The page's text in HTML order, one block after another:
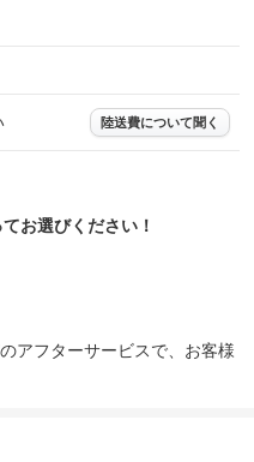
陸送費について聞く
お選びください！
アフターサービスで、お客様